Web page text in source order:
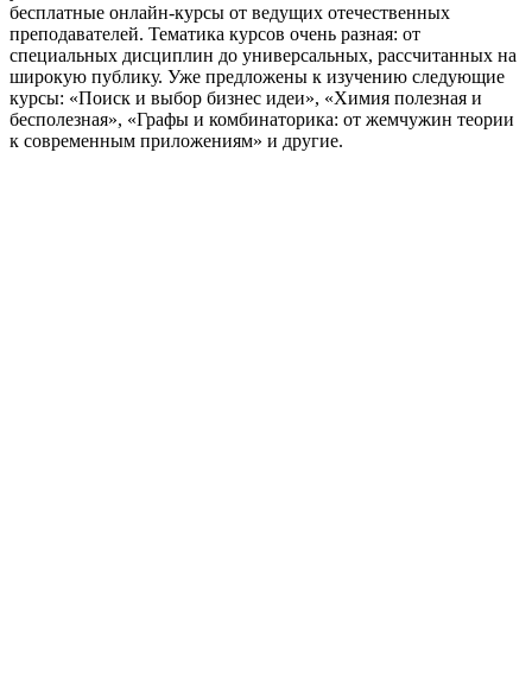
бесплатные онлайн-курсы от ведущих отечественных
преподавателей. Тематика курсов очень разная: от
специальных дисциплин до универсальных, рассчитанных на
широкую публику. Уже предложены к изучению следующие
курсы: «Поиск и выбор бизнес идеи», «Химия полезная и
бесполезная», «Графы и комбинаторика: от жемчужин теории
к современным приложениям» и другие.